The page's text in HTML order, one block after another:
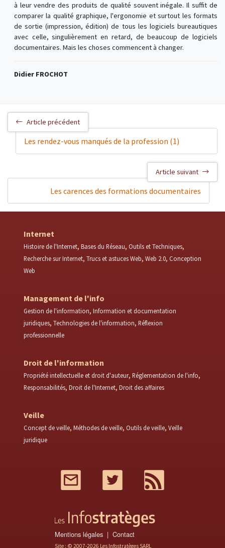
à leur vendre des produits de qualité souvent inégale. Il suffit de
comparer la qualité graphique, l'ergonomie et surtout les formats
de sortie (impression, édition) de tous les logiciels bureautiques
avec celle, singulièrement en retard, de beaucoup de logiciels
documentaires. Mais les choses commencent à changer.
Didier FROCHOT
Article précédent
Les rendez-vous manqués de la profession (1)
Article suivant
Les carences des formations documentaires
Internet
Histoire de l'Internet Bases du Réseau Outils et Techniques
Recherche sur Internet Trucs et astuces Web Web 2.0 Conception
Web
Management de l'info
Gestion de l'information Information et documentation
juridiques Technologies de l'information Réflexion
professionnelle
Droit de l'information
Propriété intellectuelle et droit d'auteur Réglementation de l'info
Responsabilités Droit de l'Internet Droit des affaires
Veille
Concept de veille Méthodes de veille Outils de veille Veille
juridique
Twitter
Mentions légales Contact
Site : © 2007-2026 Les Infostratèges SARL